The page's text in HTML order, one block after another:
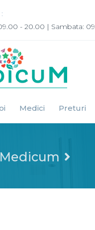
- 20.00 | Sambata:
Medici Preturi